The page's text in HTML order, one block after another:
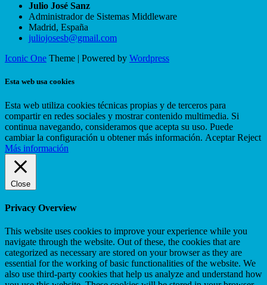
Julio José Sanz
Administrador de Sistemas Middleware
Madrid, España
juliojosesb@gmail.com
Iconic One Theme | Powered by Wordpress
Esta web usa cookies
Esta web utiliza cookies técnicas propias y de terceros para
compartir en redes sociales y mostrar contenido multimedia. Si
continua navegando, consideramos que acepta su uso. Puede
cambiar la configuración u obtener más información. Aceptar Reject
Más información
Close
Privacy Overview
This website uses cookies to improve your experience while you
navigate through the website. Out of these, the cookies that are
categorized as necessary are stored on your browser as they are
essential for the working of basic functionalities of the website. We
also use third-party cookies that help us analyze and understand how